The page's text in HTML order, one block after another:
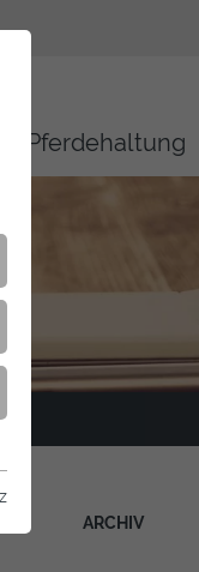
Pferdehaltung
ARCHIV